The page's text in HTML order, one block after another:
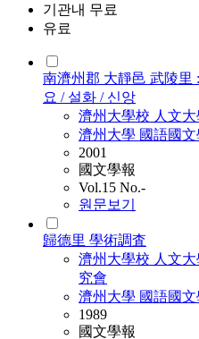
기관내 무료
유료
南濟州郡 大靜邑 武陵里
요 / 설화 / 신앙
濟州大學校 人文
濟州大學 國語國文
2001
國文學報
Vol.15 No.-
원문보기
歸德里 學術調査
濟州大學校 人文
究會
濟州大學 國語國文
1989
國文學報